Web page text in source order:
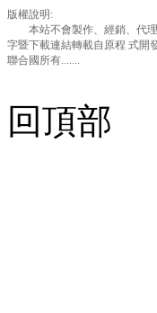
版權說明:
本站不會製作、經銷、代理
字暨下載連結轉載自原程 式開
聯合國所有.......
回頂部